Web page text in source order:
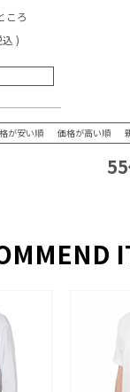
ころ
込
が安い順 価格が高い順
55